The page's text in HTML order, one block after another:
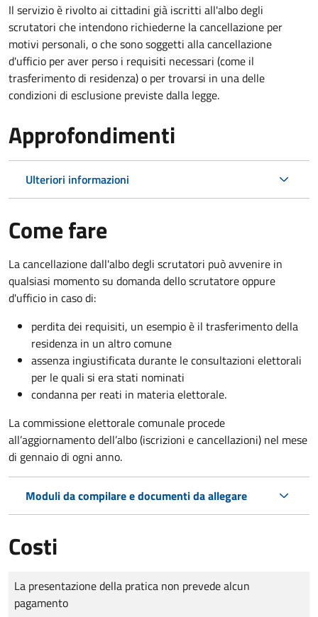
Il servizio è rivolto ai cittadini già iscritti all'albo degli
scrutatori che intendono richiederne la cancellazione per
motivi personali, o che sono soggetti alla cancellazione
d'ufficio per aver perso i requisiti necessari (come il
trasferimento di residenza) o per trovarsi in una delle
condizioni di esclusione previste dalla legge.
Approfondimenti
Ulteriori informazioni
Come fare
La cancellazione dall'albo degli scrutatori può avvenire in
qualsiasi momento su domanda dello scrutatore oppure
d'ufficio in caso di:
perdita dei requisiti, un esempio è il trasferimento della
residenza in un altro comune
assenza ingiustificata durante le consultazioni elettorali
per le quali si era stati nominati
condanna per reati in materia elettorale.
La commissione elettorale comunale procede
all’aggiornamento dell’albo (iscrizioni e cancellazioni) nel mese
di gennaio di ogni anno.
Moduli da compilare e documenti da allegare
Costi
Tipo di pagamento
Importo
La presentazione della pratica non prevede alcun
pagamento